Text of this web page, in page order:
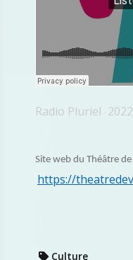
Radio Pluriel · 2022 -
Site web du Théâtre
https://
Culture